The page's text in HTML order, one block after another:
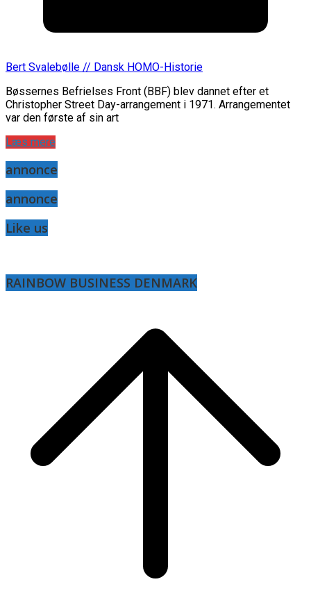
Bert Svalebølle // Dansk HOMO-Historie
Bøssernes Befrielses Front (BBF) blev dannet efter et
Christopher Street Day-arrangement i 1971. Arrangementet
var den første af sin art
Læs mere
annonce
annonce
Like us
RAINBOW BUSINESS DENMARK